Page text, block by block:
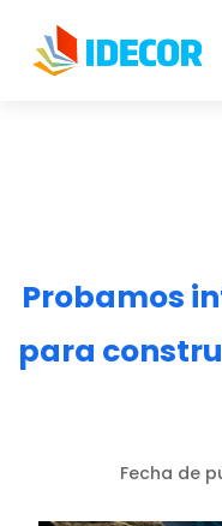
Probamos
para
Fecha de